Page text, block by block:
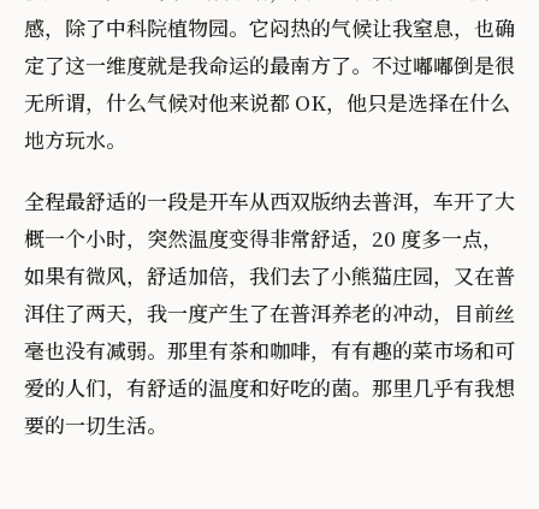
感，除了中科院植物园。它闷热的气候让我窒息，也确
定了这一维度就是我命运的最南方了。不过嘟嘟倒是很
无所谓，什么气候对他来说都 OK，他只是选择在什么
地方玩水。
全程最舒适的一段是开车从西双版纳去普洱，车开了大
概一个小时，突然温度变得非常舒适，20 度多一点，
如果有微风，舒适加倍，我们去了小熊猫庄园，又在普
洱住了两天，我一度产生了在普洱养老的冲动，目前丝
毫也没有减弱。那里有茶和咖啡，有有趣的菜市场和可
爱的人们，有舒适的温度和好吃的菌。那里几乎有我想
要的一切生活。